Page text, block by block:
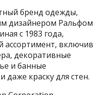
бренд одежды,
дизайнером Ральфом
с 1983 года,
ассортимент, включив
декоративные
и банные
даже краску для стен.